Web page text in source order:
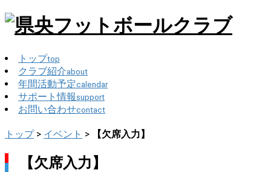
トップtop
クラブ紹介about
年間活動予定calendar
サポート情報 support
お問い合わせcontact
トップ> イベント > 【欠席入力】
【欠席入力】